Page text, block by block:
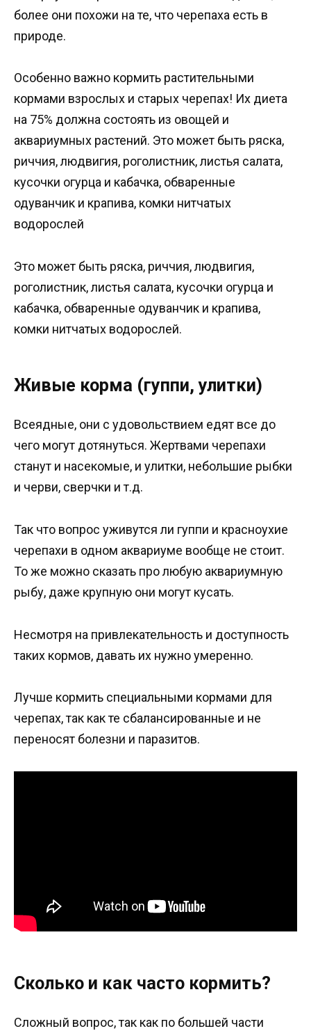
более они похожи на те, что черепаха есть в
природе.
Особенно важно кормить растительными
кормами взрослых и старых черепах! Их диета
на 75% должна состоять из овощей и
аквариумных растений. Это может быть ряска,
риччия, людвигия, роголистник, листья салата,
кусочки огурца и кабачка, обваренные
одуванчик и крапива, комки нитчатых
водорослей
Это может быть ряска, риччия, людвигия,
роголистник, листья салата, кусочки огурца и
кабачка, обваренные одуванчик и крапива,
комки нитчатых водорослей.
Живые корма (гуппи, улитки)
Всеядные, они с удовольствием едят все до
чего могут дотянуться. Жертвами черепахи
станут и насекомые, и улитки, небольшие рыбки
и черви, сверчки и т.д.
Так что вопрос уживутся ли гуппи и красноухие
черепахи в одном аквариуме вообще не стоит.
То же можно сказать про любую аквариумную
рыбу, даже крупную они могут кусать.
Несмотря на привлекательность и доступность
таких кормов, давать их нужно умеренно.
Лучше кормить специальными кормами для
черепах, так как те сбалансированные и не
переносят болезни и паразитов.
Сколько и как часто кормить?
Сложный вопрос, так как по большей части